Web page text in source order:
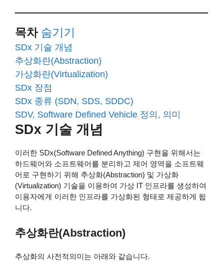
목차 숨기기
SDx 기술 개념
추상화란(Abstraction)
가상화란(Virtualization)
SDx 장점
SDx 종류 (SDN, SDS, SDDC)
SDV, Software Defined Vehicle 정의, 의미
SDx 기술 개념
이러한 SDx(Software Defined Anything) 구현을 위해서는
하드웨어와 소프트웨어를 분리하고 제어 영역을 소프트웨
어로 구현하기 위해 추상화(Abstraction) 및 가상화
(Virtualization) 기술을 이용하여 가상 IT 인프라를 생성하여
이용자에게 이러한 인프라를 가상화된 형태로 제공하게 됩
니다.
추상화란(Abstraction)
추상화의 사전적의미는 아래와 같습니다.